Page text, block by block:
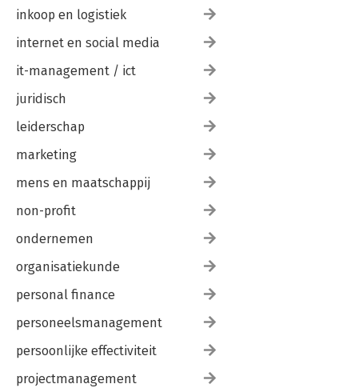
inkoop en logistiek
internet en social media
it-management / ict
juridisch
leiderschap
marketing
mens en maatschappij
non-profit
ondernemen
organisatiekunde
personal finance
personeelsmanagement
persoonlijke effectiviteit
projectmanagement